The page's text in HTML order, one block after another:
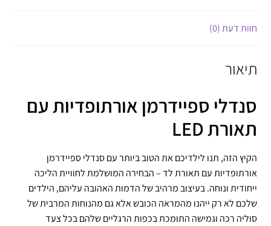
חוות דעת (0)
תיאור
סנדלי ספיידרמן אורתופדיות עם
תאורת LED
הקיץ הזה, תנו לילדיכם את הטוב ביותר עם סנדלי ספיידרמן
אורתופדיות עם תאורת לד – הבחירה המושלמת לחוויית הליכה
ייחודית ונוחה. בעיצוב מרהיב של הדמות האהובה עליהם, הילדים
שלכם לא רק ייהנו מהמראה הכובש אלא גם מהנוחות המרבית של
סוליה רכה וגמישה התומכת בכפות הרגליים שלהם בכל צעד